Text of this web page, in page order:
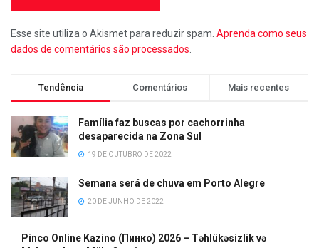
Esse site utiliza o Akismet para reduzir spam. Aprenda como seus
dados de comentários são processados
Tendência Comentários Mais recentes
Família faz buscas por cachorrinha
desaparecida na Zona Sul
19 DE OUTUBRO DE 2022
Semana será de chuva em Porto Alegre
20 DE JUNHO DE 2022
Pinco Online Kazino (Пинко) 2026 – Təhlükəsizlik və